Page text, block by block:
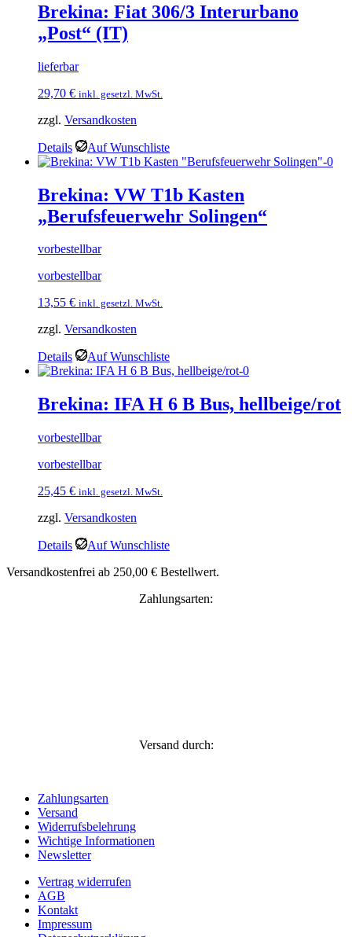
Brekina: Fiat 306/3 Interurbano
„Post“ (IT)
lieferbar
29,70 € inkl. gesetzl. MwSt.
zzgl. Versandkosten
Details Auf Wunschliste
Brekina: VW T1b Kasten
„Berufsfeuerwehr Solingen“
vorbestellbar
vorbestellbar
13,55 € inkl. gesetzl. MwSt.
zzgl. Versandkosten
Details Auf Wunschliste
Brekina: IFA H 6 B Bus, hellbeige/rot
vorbestellbar
vorbestellbar
25,45 € inkl. gesetzl. MwSt.
zzgl. Versandkosten
Details
Auf Wunschliste
Versandkostenfrei ab 250,00 € Bestellwert.
Zahlungsarten:
Versand durch:
Zahlungsarten
Versand
Widerrufsbelehrung
Wichtige Informationen
Newsletter
Vertrag widerrufen
AGB
Kontakt
Impressum